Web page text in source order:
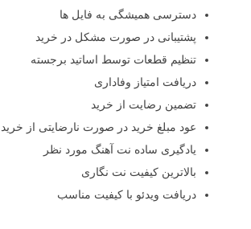
دسترسی همیشگی به فایل ها
پشتیبانی در صورت مشکل در خرید
تنظیم قطعات توسط اساتید برجسته
دریافت امتیاز وفاداری
تضمین رضایت از خرید
عود مبلغ خرید در صورت نارضایتی از خرید
یادگیری ساده نت آهنگ مورد نظر
بالاترین کیفیت نت نگاری
دریافت ویدئو با کیفیت مناسب